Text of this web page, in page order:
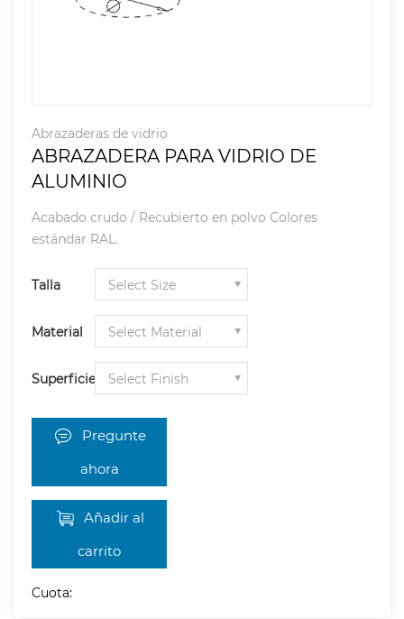
Abrazaderas de vidrio
ABRAZADERA PARA VIDRIO DE
ALUMINIO
Acabado crudo / Recubierto en polvo Colores
estándar RAL.
Talla
Material
Superficie
Pregunte
ahora
Añadir al
carrito
Cuota: